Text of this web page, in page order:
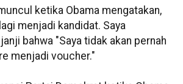
ketika Obama mengatakan,
menjadi kandidat. Saya
bahwa "Saya tidak akan pernah
menjadi voucher."